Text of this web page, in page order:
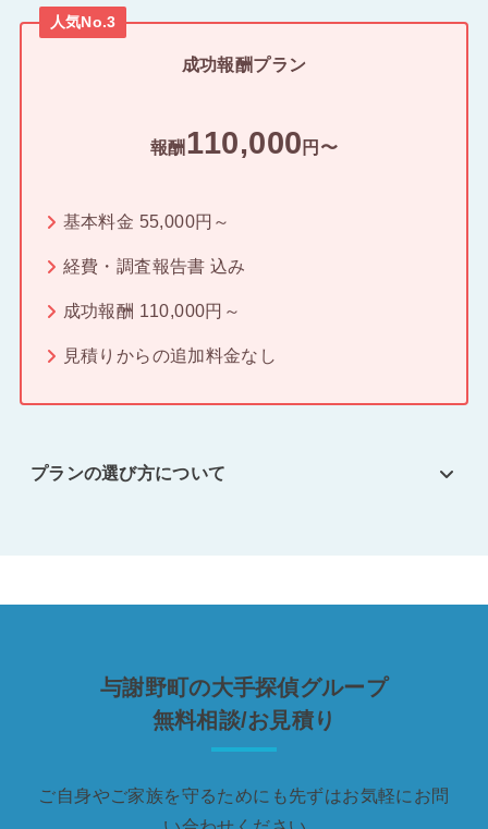
人気No.3
成功報酬プラン
報酬 110,000 円〜
基本料金 55,000円～
経費・調査報告書 込み
成功報酬 110,000円～
見積りからの追加料金なし
プランの選び方について
与謝野町の大手探偵グループ
無料相談/お見積り
ご自身やご家族を守るためにも先ずはお気軽にお問